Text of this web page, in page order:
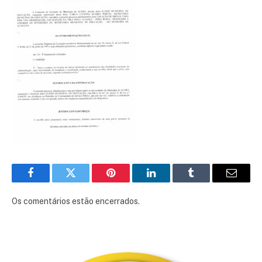
FacebookTwitter Pinterest LinkedInTumblr
E-
Os comentários estão encerrados.